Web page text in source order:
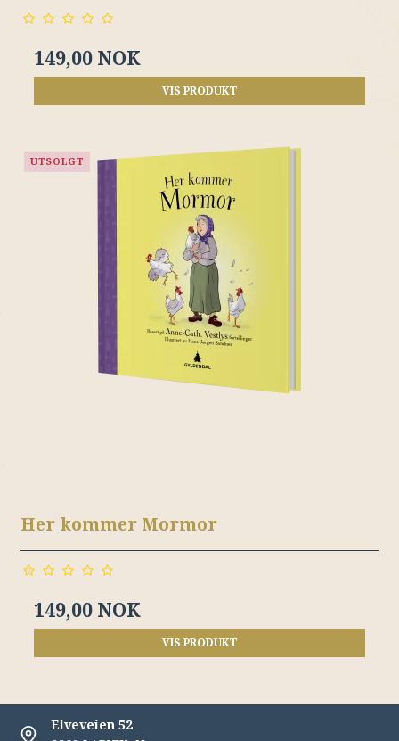
149,00 NOK
VIS PRODUKT
UTSOLGT
Her kommer Mormor
149,00 NOK
VIS PRODUKT
Elveveien 52